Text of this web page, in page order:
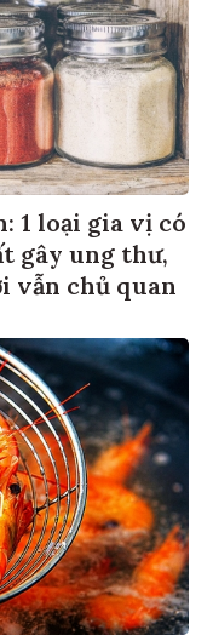
1 loại gia vị có
gây ung thư,
vẫn chủ quan